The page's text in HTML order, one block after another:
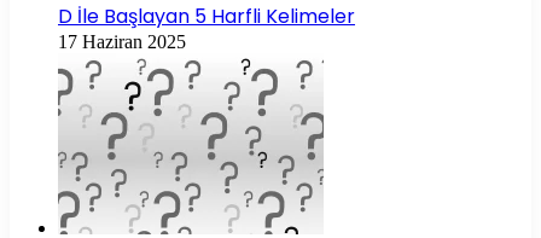
D İle Başlayan 5 Harfli Kelimeler
17 Haziran 2025